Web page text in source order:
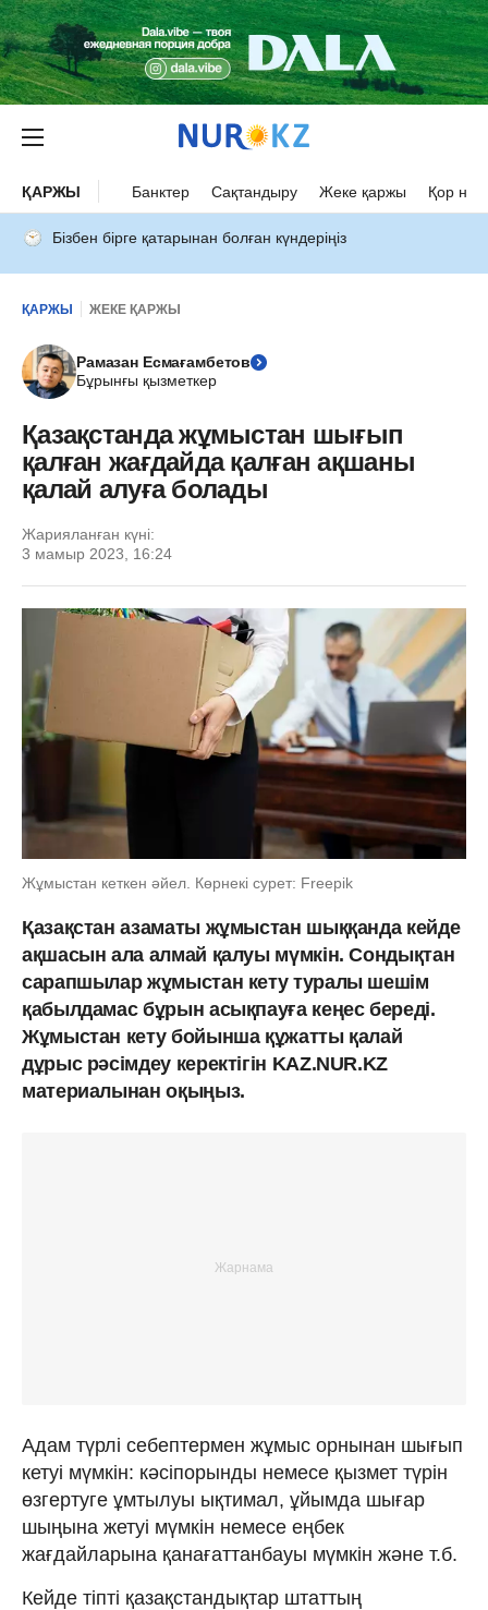
ҚАРЖЫ Банктер Сақтандыру Жеке қаржы Қор
Бізбен бірге қатарынан болған күндеріңіз
ҚАРЖЫ ЖЕКЕ ҚАРЖЫ
Рамазан Есмағамбетов
Бұрынғы қызметкер
Қазақстанда жұмыстан шығып
қалған жағдайда қалған ақшаны
қалай алуға болады
Жарияланған күні:
3 мамыр 2023, 16:24
Жұмыстан кеткен әйел. Көрнекі сурет: Freepik
Қазақстан азаматы жұмыстан шыққанда кейде
ақшасын ала алмай қалуы мүмкін. Сондықтан
сарапшылар жұмыстан кету туралы шешім
қабылдамас бұрын асықпауға кеңес береді.
Жұмыстан кету бойынша құжатты қалай
дұрыс рәсімдеу керектігін KAZ.NUR.KZ
материалынан оқыңыз.
Адам түрлі себептермен жұмыс орнынан шығып
кетуі мүмкін: кәсіпорынды немесе қызмет түрін
өзгертуге ұмтылуы ықтимал, ұйымда шығар
шыңына жетуі мүмкін немесе еңбек
жағдайларына қанағаттанбауы мүмкін және т.б.
Кейде тіпті қазақстандықтар штаттың